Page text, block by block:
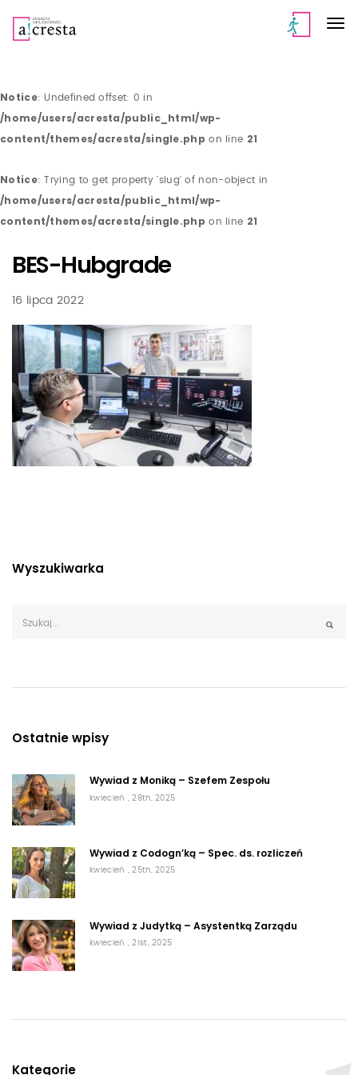
Notice: Undefined offset: 0 in
/home/users/acresta/public_html/wp-
content/themes/acresta/single.php on line 21
Notice: Trying to get property 'slug' of non-object in
/home/users/acresta/public_html/wp-
content/themes/acresta/single.php on line 21
BES-Hubgrade
16 lipca 2022
Wyszukiwarka
Ostatnie wpisy
Wywiad z Moniką – Szefem Zespołu
kwiecień , 28th, 2025
Wywiad z Codogn’ką – Spec. ds. rozliczeń
kwiecień , 25th, 2025
Wywiad z Judytką – Asystentką Zarządu
kwiecień , 21st, 2025
Kategorie